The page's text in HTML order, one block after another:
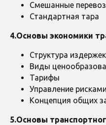
Смешанные
Стандартная тара
4.Основы экономики
Структура издержек
Виды
Тарифы
Управление
Концепция общих
5.Основы